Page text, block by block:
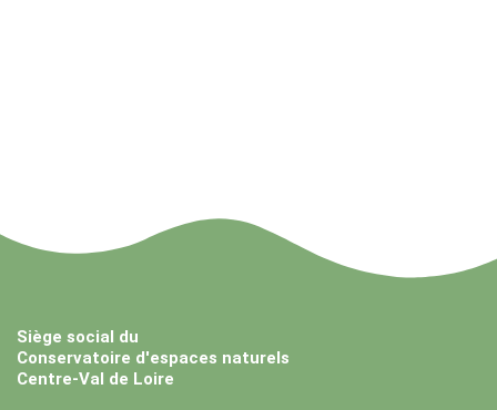
Siège social du
Conservatoire d'espaces naturels
Centre-Val de Loire